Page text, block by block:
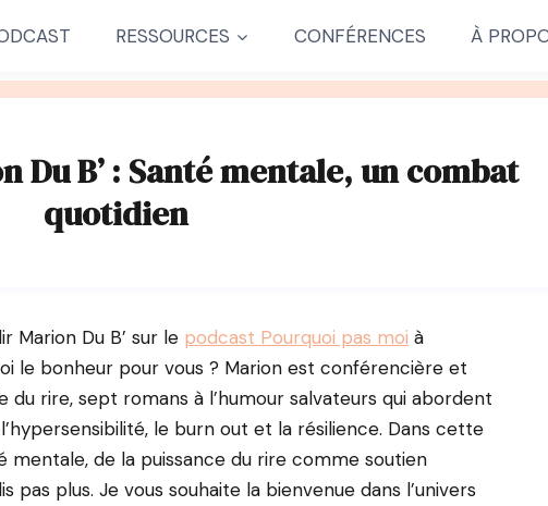
RESSOURCES CONFÉRENCES À
Du B’ : Santé mentale, un combat
quotidien
Marion Du B’ sur le podcast Pourquoi pas moi à
le bonheur pour vous ? Marion est conférencière et
du rire, sept romans à l’humour salvateurs qui abordent
le burn out et la résilience. Dans cette
mentale, de la puissance du rire comme soutien
pas plus. Je vous souhaite la bienvenue dans l’univers